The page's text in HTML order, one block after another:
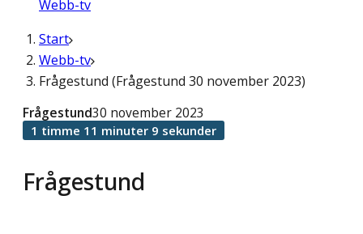
Webb-tv
Start
Webb-tv
Frågestund (Frågestund 30 november 2023)
Frågestund
Frågestund30 november 2023
1 timme 11 minuter 9 sekunder